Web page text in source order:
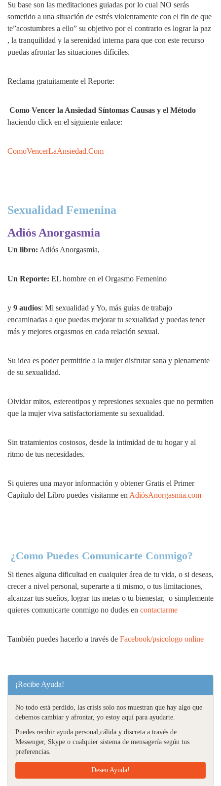
Su base son las meditaciones guiadas por lo cual NO serás
sometido a una situación de estrés violentamente con el fin de que
te”acostumbres a ello” su objetivo por el contrario es lograr la paz
, la tranquilidad y la serenidad interna para que con este recurso
puedas afrontar las situaciones difíciles.
Reclama gratuitamente el Reporte:
Como Vencer la Ansiedad Síntomas Causas y el Método
haciendo click en el siguiente enlace:
ComoVencerLaAnsiedad.Com
Sexualidad Femenina
Adiós Anorgasmia
Un libro: Adiós Anorgasmia,
Un Reporte: EL hombre en el Orgasmo Femenino
y 9 audios: Mi sexualidad y Yo, más guías de trabajo
encaminadas a que puedas mejorar tu sexualidad y puedas tener
más y mejores orgasmos en cada relación sexual.
Su idea es poder permitirle a la mujer disfrutar sana y plenamente
de su sexualidad.
Olvidar mitos, estereotipos y represiones sexuales que no permiten
que la mujer viva satisfactoriamente su sexualidad.
Sin tratamientos costosos, desde la intimidad de tu hogar y al
ritmo de tus necesidades.
Si quieres una mayor información y obtenerGratis el Primer
Capítulo del Libro puedes visitarme en AdiósAnorgasmia.com
¿Como Puedes Comunicarte Conmigo?
Si tienes alguna dificultad en cualquier área de tu vida, o si deseas,
crecer a nivel personal, superarte a ti mismo, o tus limitaciones,
alcanzar tus sueños, lograr tus metas o tu bienestar, o simplemente
quieres comunicarte conmigo no dudes en contactarme
También puedes hacerlo a través de Facebook/psicologo online
¡Recibe Ayuda!
No todo está perdido, las crisis solo nos muestran que hay algo que
debemos cambiar y afrontar, yo estoy aquí para ayudarte.
Puedes recibir ayuda personal,cálida y discreta a través de
Messenger, Skype o cualquier sistema de mensagería según tus
preferencias.
Deseo Ayuda!